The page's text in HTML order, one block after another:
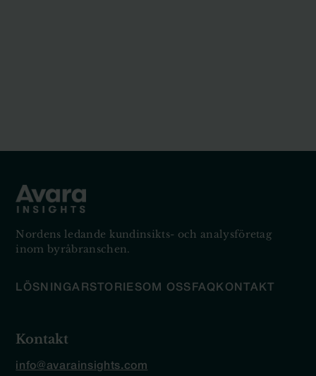
Nordens ledande kundinsikts- och analysföretag
inom byråbranschen.
LÖSNINGARSTORIESOM OSS FAQ KONTAKT
Kontakt
info@avarainsights.com